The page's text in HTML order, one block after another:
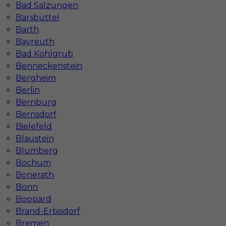
Bad Salzungen
Barsbüttel
Barth
Bayreuth
Bad Kohlgrub
Benneckenstein
Bergheim
Berlin
Bernburg
Bernsdorf
Bielefeld
Blaustein
Blumberg
Bochum
Bonerath
Bonn
Boppard
Brand-Erbisdorf
Bremen
Mapa ofert pracy
Mapa kategorii
Informacje w sprawie pracy
Telefon:793-577-977
Dane firmy
In-Serv Team Sp. z o.o.